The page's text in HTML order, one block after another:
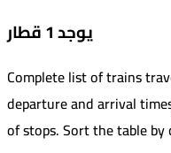
يوجد 1 قطار
Complete list of trains
departure and arrival
of stops. Sort the table